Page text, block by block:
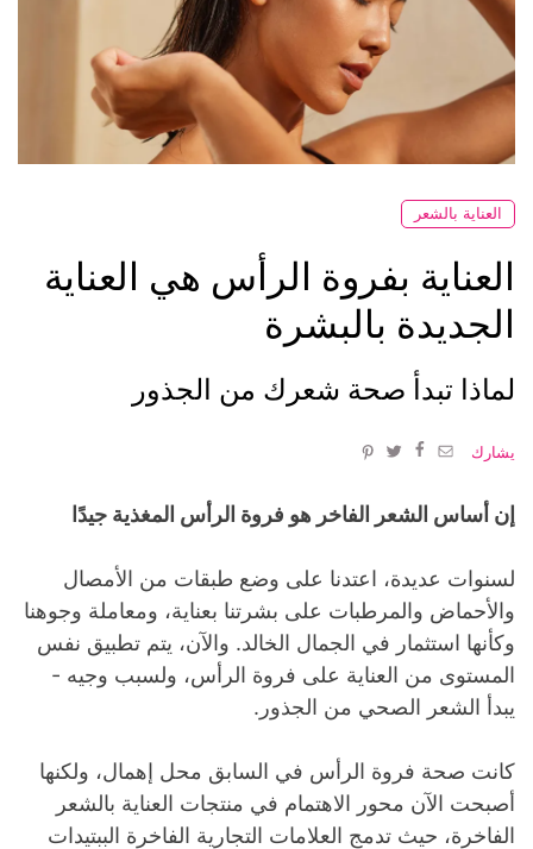
العناية بفروة الرأس هي العناية
الجديدة بالبشرة
لماذا تبدأ صحة شعرك من الجذور
العناية بالشعر
يشارك
إن أساس الشعر الفاخر هو فروة الرأس المغذية جيدًا
لسنوات عديدة، اعتدنا على وضع طبقات من الأمصال
والأحماض والمرطبات على بشرتنا بعناية، ومعاملة وجوهنا
وكأنها استثمار في الجمال الخالد. والآن، يتم تطبيق نفس
المستوى من العناية على فروة الرأس، ولسبب وجيه -
يبدأ الشعر الصحي من الجذور.
كانت صحة فروة الرأس في السابق محل إهمال، ولكنها
أصبحت الآن محور الاهتمام في منتجات العناية بالشعر
الفاخرة، حيث تدمج العلامات التجارية الفاخرة الببتيدات